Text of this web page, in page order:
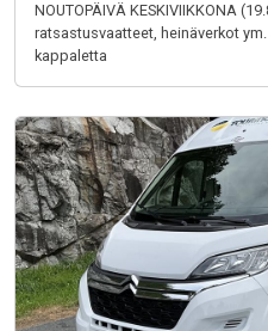
NOUTOPÄIVÄ KESKIVIIKKONA
ratsastusvaatteet, heinäverkot
kappaletta